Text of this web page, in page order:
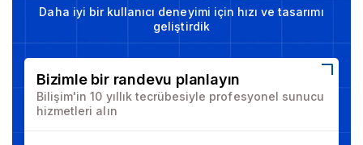
Daha iyi bir kullanıcı deneyimi için hızı ve tasarımı
geliştirdik
Bizimle bir randevu planlayın
Bilişim'in 10 yıllık tecrübesiyle profesyonel sunucu
hizmetleri alın